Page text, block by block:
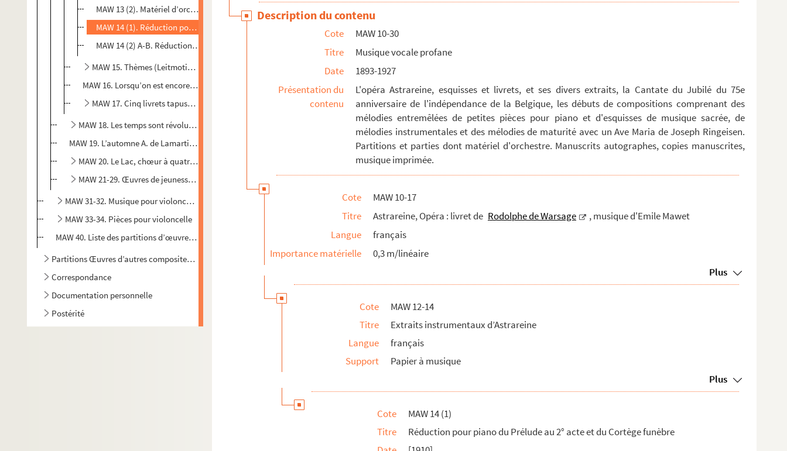
MAW 13 (2). Matériel d’orchestre pour le Prélude au 2° acte, le Cortège funèbre et la Danse sacrée, copie manusc...
MAW 14 (1). Réduction pour piano du Prélude au 2° acte et du Cortège funèbre
MAW 14 (2) A-B. Réduction pour piano de la Danse sacrée en 2 exemplaires
MAW 15. Thèmes (Leitmotive) et trame vocale de l'oeuvre, et parties vocales
MAW 16. Lorsqu’on est encore au printemps, rondeau pour chant et piano -[Musique imprimée]
MAW 17. Cinq livrets tapuscrits d'Astrareine
MAW 18. Les temps sont révolus, Cantate pour Solo, chœur mixte, voix d’enfants et harmonie composée pour les...
MAW 19. L’automne A. de Lamartine, E. Mawet (août 1904) Baden-Baden ; mélodie pour [mezzo] et piano [manuscr...
MAW 20. Le Lac, chœur à quatre voix mixtes (poème de A. de Lamartine) musique de Emile Mawet
MAW 21-29. Œuvres de jeunesse de Emile Mawet : mélodies, chœurs, pièces pour piano
MAW 31-32. Musique pour violoncelle et orchestre
MAW 33-34. Pièces pour violoncelle
MAW 40. Liste des partitions d’œuvres d’Emile Mawet
Partitions Œuvres d’autres compositeurs
Correspondance
Documentation personnelle
Postérité
Description du contenu
Cote
MAW 10-30
Titre
Musique vocale profane
Date
1893-1927
Présentation du
contenu
L'opéra Astrareine, esquisses et livrets, et ses divers extraits, la Cantate du Jubilé du 75e
anniversaire de l'indépendance de la Belgique, les débuts de compositions comprenant des
mélodies entremêlées de petites pièces pour piano et d'esquisses de musique sacrée, de
mélodies instrumentales et des mélodies de maturité avec un Ave Maria de Joseph Ringeisen.
Partitions et parties dont matériel d'orchestre. Manuscrits autographes, copies manuscrites,
musique imprimée.
Cote
MAW 10-17
Titre
Astrareine, Opéra : livret de Rodolphe de Warsage
, musique d'Emile Mawet
Langue
français
Importance matérielle
0,3 m/linéaire
Plus
Cote
MAW 12-14
Titre
Extraits instrumentaux d’Astrareine
Langue
français
Support
Papier à musique
Plus
Cote
MAW 14 (1)
Titre
Réduction pour piano du Prélude au 2° acte et du Cortège funèbre